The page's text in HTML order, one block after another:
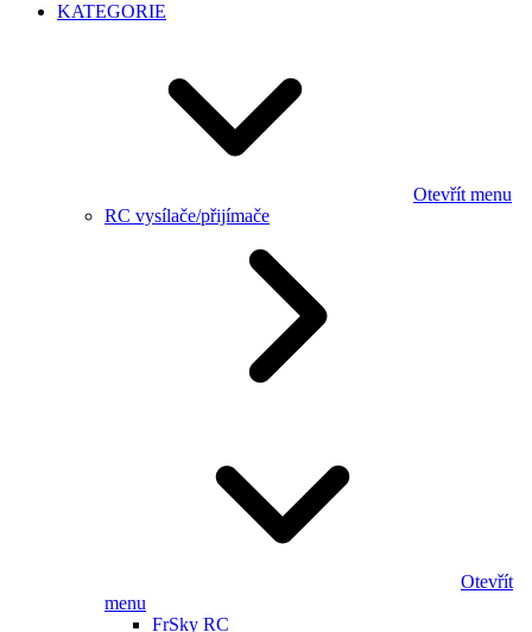
KATEGORIE
Otevřít menu
RC vysílače/přijímače
Otevřít
menu
FrSky RC